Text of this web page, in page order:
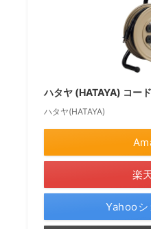
ハタヤ (HATAYA) コー
ハタヤ(HATAYA)
楽
Yahooシ